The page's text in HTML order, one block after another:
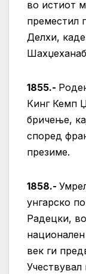
во истиот
преместил
Делхи,
1855.-
Кинг Кемп
бричење,
според
презиме.
1858.-
унгарско
Радецки,
век ги